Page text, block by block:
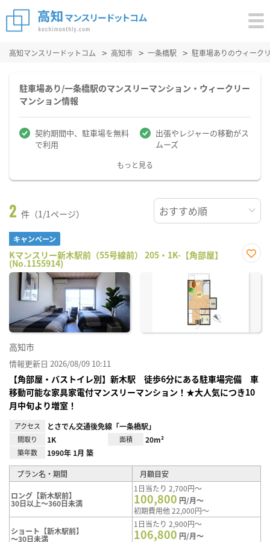
高知マンスリードットコム 高知市 一条橋駅 駐車場ありのウィーク
駐車場あり/一条橋駅のマンスリーマンション・ウィークリー
マンション情報
契約期間中、駐車場を無料
で利用
出張やレジャーの移動がス
ムーズ
もっと見る
2 件（1/1ページ）
キャンペーン
Kマンスリー新木駅前（55号線前） 205・1K-【角部屋】
(No.1155914)
に入
高知市
情報更新日 2026/08/09 10:11
【角部屋・バストイレ別】新木駅 徒歩6分にある駐車場完備 車
移動可能な家具家電付マンスリーマンション！★大人気につき10
月中旬より増室！
アクセス とさでん交通後免線「一条橋駅」
間取り 1K 面積 20m²
築年数 1990年 1月 築
プラン名・期間 月額目安
ロング【新木駅前】
30日以上～360日未満
1日当たり 2,700円～
100,800 円/月～
初期費用他 22,000円～
ショート【新木駅前】
～30日未満
1日当たり 2,900円～
106,800 円/月～